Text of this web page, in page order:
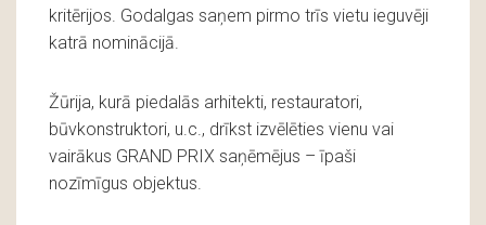
kritērijos. Godalgas saņem pirmo trīs vietu ieguvēji
katrā nominācijā.
Žūrija, kurā piedalās arhitekti, restauratori,
būvkonstruktori, u.c., drīkst izvēlēties vienu vai
vairākus GRAND PRIX saņēmējus – īpaši
nozīmīgus objektus.